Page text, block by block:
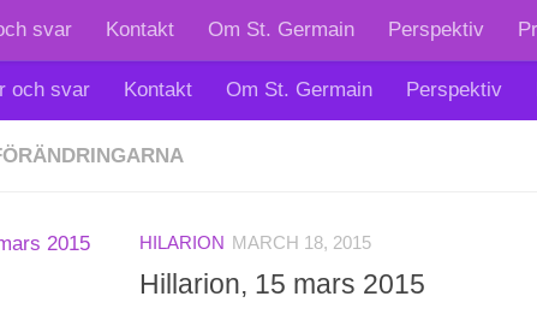
svar Kontakt Om St. Germain Perspektiv
och svar Kontakt Om St. Germain Perspektiv
HILARION MARCH 18, 2015
Hillarion, 15 mars 2015